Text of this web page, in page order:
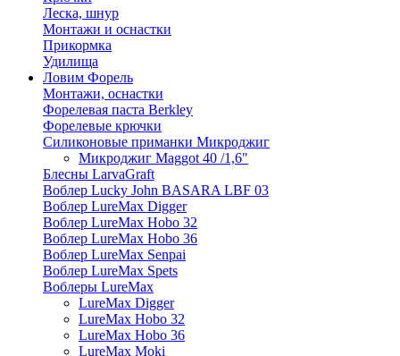
Леска, шнур
Монтажи и оснастки
Прикормка
Удилища
Ловим Форель
Монтажи, оснастки
Форелевая паста Berkley
Форелевые крючки
Силиконовые приманки Микроджиг
Микроджиг Maggot 40 /1,6"
Блесны LarvaGraft
Воблер Lucky John BASARA LBF 03
Воблер LureMax Digger
Воблер LureMax Hobo 32
Воблер LureMax Hobo 36
Воблер LureMax Senpai
Воблер LureMax Spets
Воблеры LureMax
LureMax Digger
LureMax Hobo 32
LureMax Hobo 36
LureMax Moki